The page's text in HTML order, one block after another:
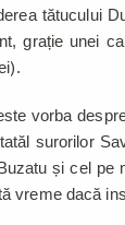
tătucului
grație unei
vorba
surorilor
și cel pe
vreme dacă